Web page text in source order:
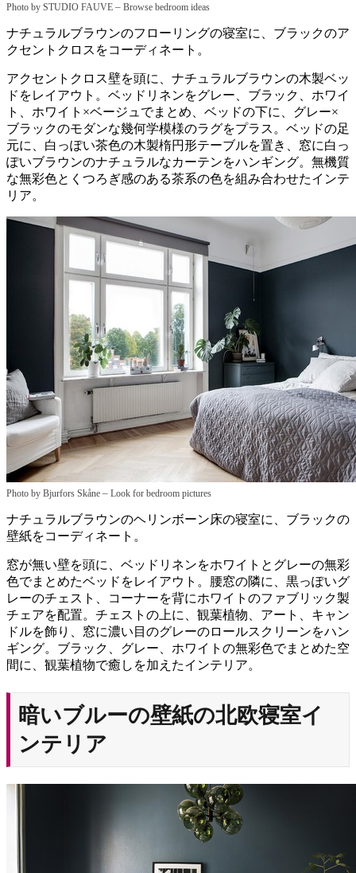
Photo by STUDIO FAUVE – Browse bedroom ideas
ナチュラルブラウンのフローリングの寝室に、ブラックのア
クセントクロスをコーディネート。
アクセントクロス壁を頭に、ナチュラルブラウンの木製ベッ
ドをレイアウト。ベッドリネンをグレー、ブラック、ホワイ
ト、ホワイト×ベージュでまとめ、ベッドの下に、グレー×
ブラックのモダンな幾何学模様のラグをプラス。ベッドの足
元に、白っぽい茶色の木製楕円形テーブルを置き、窓に白っ
ぽいブラウンのナチュラルなカーテンをハンギング。無機質
な無彩色とくつろぎ感のある茶系の色を組み合わせたインテ
リア。
Photo by Bjurfors Skåne – Look for bedroom pictures
ナチュラルブラウンのヘリンボーン床の寝室に、ブラックの
壁紙をコーディネート。
窓が無い壁を頭に、ベッドリネンをホワイトとグレーの無彩
色でまとめたベッドをレイアウト。腰窓の隣に、黒っぽいグ
レーのチェスト、コーナーを背にホワイトのファブリック製
チェアを配置。チェストの上に、観葉植物、アート、キャン
ドルを飾り、窓に濃い目のグレーのロールスクリーンをハン
ギング。ブラック、グレー、ホワイトの無彩色でまとめた空
間に、観葉植物で癒しを加えたインテリア。
暗いブルーの壁紙の北欧寝室イ
ンテリア